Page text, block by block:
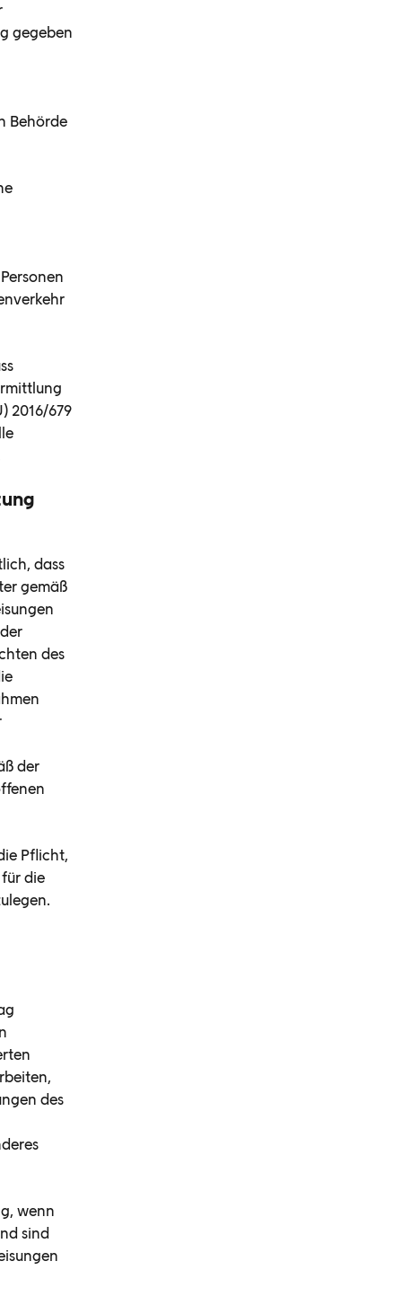
gegeben
Behörde
2016/679
dass
gemäß
des
der
Pflicht,
die
des
wenn
sind